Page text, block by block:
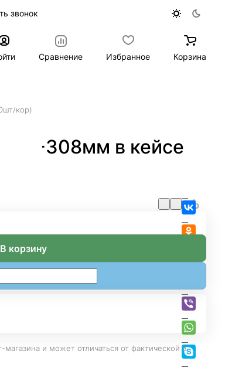
звонок
Сравнение Избранное Корзина
кор)
158-308мм в кейсе
В корзину
и может отличаться от фактической в